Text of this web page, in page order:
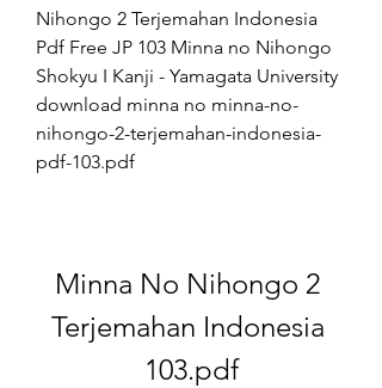
Nihongo 2 Terjemahan Indonesia
Pdf Free JP 103 Minna no Nihongo
Shokyu I Kanji - Yamagata University
download minna no minna-no-
nihongo-2-terjemahan-indonesia-
pdf-103.pdf
Minna No Nihongo 2
Terjemahan Indonesia
103.pdf